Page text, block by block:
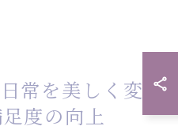
常を美しく変
度の向上